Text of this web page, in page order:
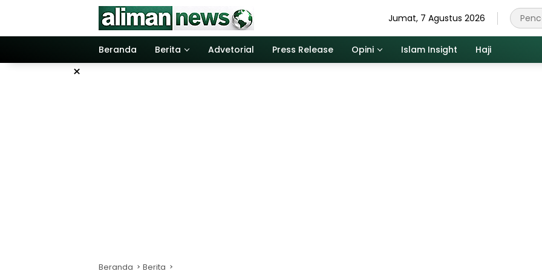
Jumat, 7 Agustus 2026
Beranda Berita Advetorial Press Release Opini Islam Insight Haji
×
Beranda Berita